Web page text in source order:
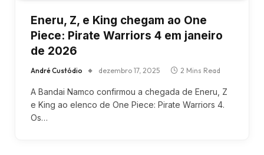
Eneru, Z, e King chegam ao One
Piece: Pirate Warriors 4 em janeiro
de 2026
André Custódio dezembro 17, 2025 2 Mins Read
A Bandai Namco confirmou a chegada de Eneru, Z
e King ao elenco de One Piece: Pirate Warriors 4.
Os…